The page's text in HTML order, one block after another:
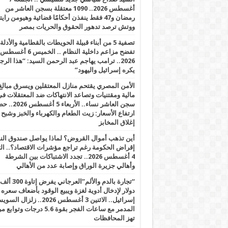
أغسطس 2026.. 1090 معتقلة بسجن العاشر من
رمضان و47 فقط ينفذن أحكامًا قضائية وهيومن
ووتش ترصد تدهور الحقوق والحريات بمصر
تصفية 5 من أبناء قبيلة الحويطات بالقطامية والأدلة
تفضح مزاعم داخلية النظام .. الخميس 6 أغسطس
2026.. ترامب يهاجم عبد الرحمن السيد: “هذا
يكره إسرائيل واليهود”
الأمن المصري يقتحم منازل المعتقلين ويسرق
مالية ومقتنيات وتصاعد الانتهاكات ضد المعتقلات
سجن العاشر نساء..
ارتفاع الأسعار: زيت الطعام والكهرباء والخبز وشبح
إغلاق المخابز
أين تذهب أموال القروض؟ لماذا يواصل صندوق
إقراض الحكومة رغم تراجع مؤشرات الاقتصاد؟..
4 أغسطس 2026.. تجدد الاشتباكات بين الشرطة
وأهالي جزيرة الوراق وإصابة عدد من الأهالي
“تجارة بالدم والألم”العرجاني يفرض إتاوة 300 ألف
دولار لإدخال أدوية لغزة ويبيع الوقود بأضعاف
إسرائيل.. الاثنين 3 أغسطس 2026.. زلزال
المدمر مع ساعات الفجر بقوة 5.6 درجات
تهز المحافظات